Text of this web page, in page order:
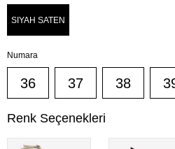
SIYAH SATEN
Numara
36 37 38
Renk Seçenekleri